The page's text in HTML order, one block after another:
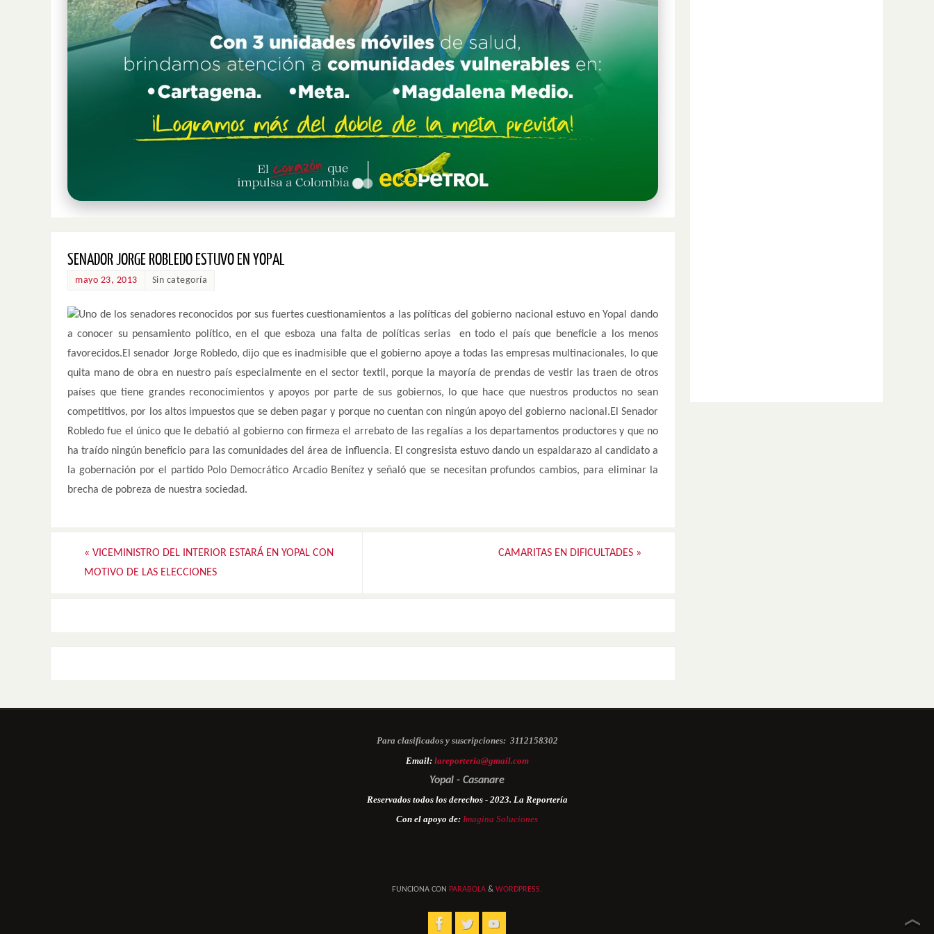
SENADOR JORGE ROBLEDO ESTUVO EN YOPAL
mayo 23, 2013 Sin categoría
Uno de los senadores reconocidos por sus fuertes cuestionamientos a las políticas del gobierno nacional estuvo en Yopal dando
a conocer su pensamiento político, en el que esboza una falta de políticas serias en todo el país que beneficie a los menos
favorecidos.El senador Jorge Robledo, dijo que es inadmisible que el gobierno apoye a todas las empresas multinacionales, lo que
quita mano de obra en nuestro país especialmente en el sector textil, porque la mayoría de prendas de vestir las traen de otros
países que tiene grandes reconocimientos y apoyos por parte de sus gobiernos, lo que hace que nuestros productos no sean
competitivos, por los altos impuestos que se deben pagar y porque no cuentan con ningún apoyo del gobierno nacional.El Senador
Robledo fue el único que le debatió al gobierno con firmeza el arrebato de las regalías a los departamentos productores y que no
ha traído ningún beneficio para las comunidades del área de influencia. El congresista estuvo dando un espaldarazo al candidato a
la gobernación por el partido Polo Democrático Arcadio Benítez y señaló que se necesitan profundos cambios, para eliminar la
brecha de pobreza de nuestra sociedad.
« VICEMINISTRO DEL INTERIOR ESTARÁ EN YOPAL CON
MOTIVO DE LAS ELECCIONES
CAMARITAS EN DIFICULTADES »
Para clasificados y suscripciones: 3112158302
Email: lareporteria@gmail.com
Yopal - Casanare
Reservados todos los derechos - 2023. La Reportería
Con el apoyo de: Imagina Soluciones
FUNCIONA CON PARABOLA & WORDPRESS.